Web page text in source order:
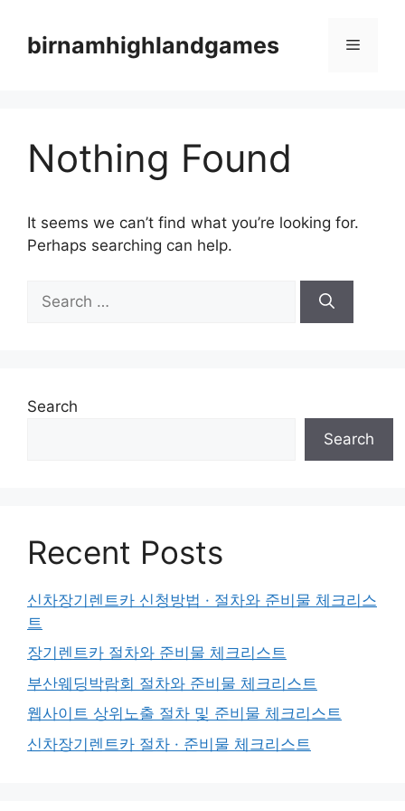
contentbirnamhighlandgames Menu
Nothing Found
It seems we can’t find what you’re looking for.
Perhaps searching can help.
for:
Search
Search
Recent Posts
신차장기렌트카 신청방법 · 절차와 준비물 체크리스
트
장기렌트카 절차와 준비물 체크리스트
부산웨딩박람회 절차와 준비물 체크리스트
웹사이트 상위노출 절차 및 준비물 체크리스트
신차장기렌트카 절차 · 준비물 체크리스트